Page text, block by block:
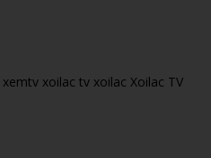
xemtv xoilac tv xoilac Xoilac TV